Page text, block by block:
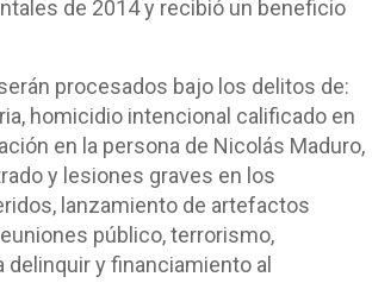
de 2014 y recibió un beneficio
procesados bajo los delitos de:
homicidio intencional calificado en
en la persona de Nicolás Maduro,
y lesiones graves en los
lanzamiento de artefactos
público, terrorismo,
delinquir y financiamiento al